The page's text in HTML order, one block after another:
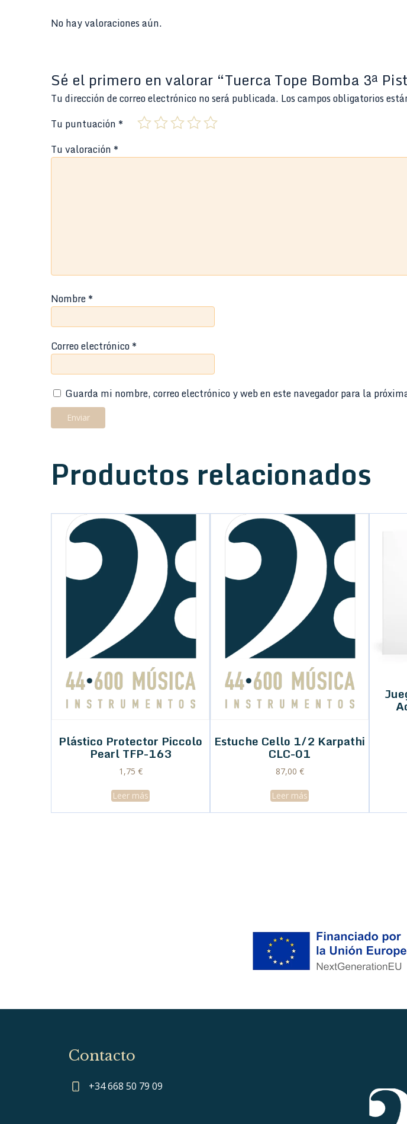
No hay valoraciones aún.
Sé el primero en valorar “Tuerca Tope Bomba 3ª
Tu dirección de correo electrónico no será publicada. Los campos obligatorios
Tu puntuación *
Tu valoración *
Nombre*
Correo electrónico*
Guarda mi nombre, correo electrónico y web en este navegador para la
Productos relacionados
Plástico Protector Piccolo
Pearl TFP-163
1,75 €
Leer más
Estuche Cello 1/2 Karpathi
CLC-01
87,00 €
Leer más
Contacto
+34 668 50 79 09